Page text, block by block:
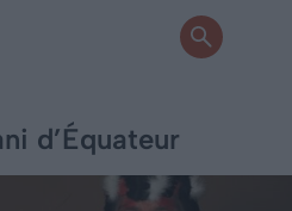
d’Équateur